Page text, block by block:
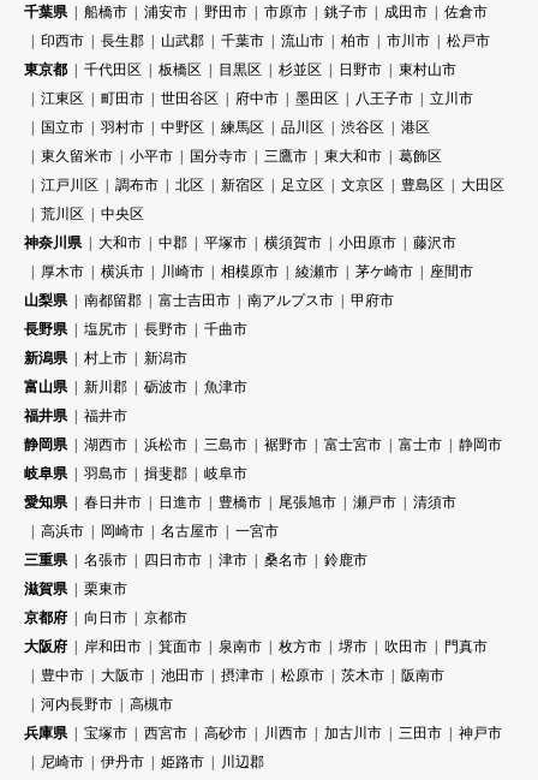
千葉県
船橋市 浦安市 野田市 市原市 銚子市 成田市
佐倉市
印西市
長生郡 山武郡 千葉市 流山市 柏市 市川市
松戸市
東京都
千代田区 板橋区 目黒区 杉並区 日野市
東村山市
江東区
町田市 世田谷区 府中市 墨田区 八王子市
立川市
国立市
羽村市 中野区 練馬区 品川区 渋谷区
港区
東久留米市
小平市 国分寺市 三鷹市 東大和市
葛飾区
江戸川区
調布市 北区 新宿区 足立区 文京区 豊島区
大田区
荒川区
中央区
神奈川県
大和市 中郡 平塚市 横須賀市 小田原市
藤沢市
厚木市
横浜市 川崎市 相模原市 綾瀬市 茅ケ崎市
座間市
山梨県
南都留郡 富士吉田市 南アルプス市
甲府市
長野県
塩尻市 長野市
千曲市
新潟県
村上市
新潟市
富山県
新川郡 砺波市
魚津市
福井県
福井市
静岡県
湖西市 浜松市 三島市 裾野市 富士宮市 富士市
静岡市
岐阜県
羽島市 揖斐郡
岐阜市
愛知県
春日井市 日進市 豊橋市 尾張旭市 瀬戸市
清須市
高浜市
岡崎市 名古屋市
一宮市
三重県
名張市 四日市市 津市 桑名市
鈴鹿市
滋賀県
栗東市
京都府
向日市
京都市
大阪府
岸和田市 箕面市 泉南市 枚方市 堺市 吹田市
門真市
豊中市
大阪市 池田市 摂津市 松原市 茨木市
阪南市
河内長野市
高槻市
兵庫県
宝塚市 西宮市 高砂市 川西市 加古川市 三田市
神戸市
尼崎市
伊丹市 姫路市
川辺郡